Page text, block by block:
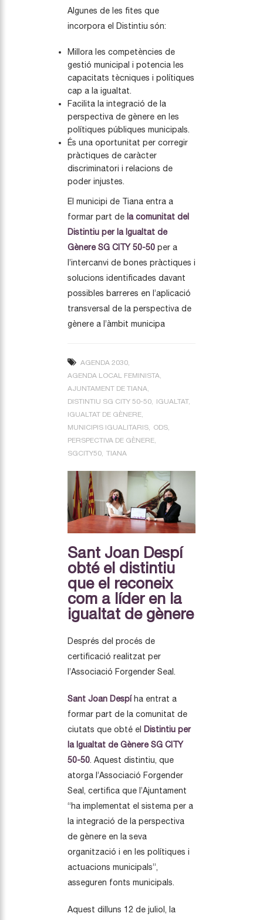
Algunes de les fites que
incorpora el Distintiu són:
Millora les competències de
gestió municipal i potencia les
capacitats tècniques i polítiques
cap a la igualtat.
Facilita la integració de la
perspectiva de gènere en les
polítiques públiques municipals.
És una oportunitat per corregir
pràctiques de caràcter
discriminatori i relacions de
poder injustes.
El municipi de Tiana entra a
formar part de la comunitat del
Distintiu per la Igualtat de
Gènere SG CITY 50-50 per a
l’intercanvi de bones pràctiques i
solucions identificades davant
possibles barreres en l’aplicació
transversal de la perspectiva de
gènere a l’àmbit municipa
AGENDA 2030
AGENDA LOCAL FEMINISTA
AJUNTAMENT DE TIANA
DISTINTIU SG CITY 50-50
IGUALTAT
IGUALTAT DE GÈNERE
MUNICIPIS IGUALITARIS
ODS
PERSPECTIVA DE GÈNERE
SGCITY50 TIANA
Sant Joan Despí
obté el distintiu
que el reconeix
com a líder en la
igualtat de gènere
Després del procés de
certificació realitzat per
l’Associació Forgender Seal.
Sant Joan Despí ha entrat a
formar part de la comunitat de
ciutats que obté el Distintiu per
la Igualtat de Gènere SG CITY
50-50. Aquest distintiu, que
atorga l’Associació Forgender
Seal, certifica que l’Ajuntament
“ha implementat el sistema per a
la integració de la perspectiva
de gènere en la seva
organització i en les polítiques i
actuacions municipals”,
asseguren fonts municipals.
Aquest dilluns 12 de juliol, la